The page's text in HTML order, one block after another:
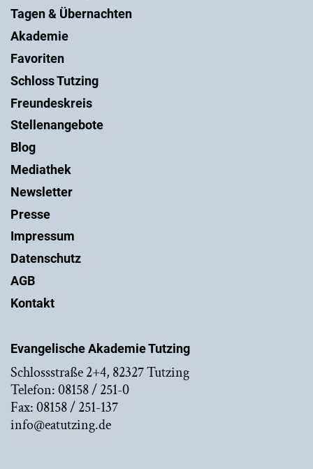
Evangelische Akademie Tutzing
Schlossstraße 2+4, 82327 Tutzing
Telefon: 08158 / 251-0
Fax: 08158 / 251-137
info@eatutzing.de
Tagen & Übernachten
Akademie
Favoriten
Schloss Tutzing
Freundeskreis
Stellenangebote
Blog
Mediathek
Newsletter
Presse
Impressum
Datenschutz
AGB
Kontakt